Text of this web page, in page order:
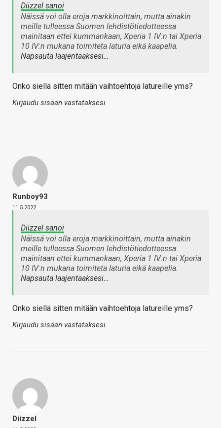
Diizzel sanoi
Näissä voi olla eroja markkinoittain, mutta ainakin
meille tulleessa Suomen lehdistötiedotteessa
mainitaan ettei kummankaan, Xperia 1 IV:n tai Xperia
10 IV:n mukana toimiteta laturia eikä kaapelia.
Napsauta laajentaaksesi…
Onko siellä sitten mitään vaihtoehtoja latureille yms?
Kirjaudu sisään vastataksesi
Runboy93
11.5.2022
Diizzel sanoi
Näissä voi olla eroja markkinoittain, mutta ainakin
meille tulleessa Suomen lehdistötiedotteessa
mainitaan ettei kummankaan, Xperia 1 IV:n tai Xperia
10 IV:n mukana toimiteta laturia eikä kaapelia.
Napsauta laajentaaksesi…
Onko siellä sitten mitään vaihtoehtoja latureille yms?
Kirjaudu sisään vastataksesi
Diizzel